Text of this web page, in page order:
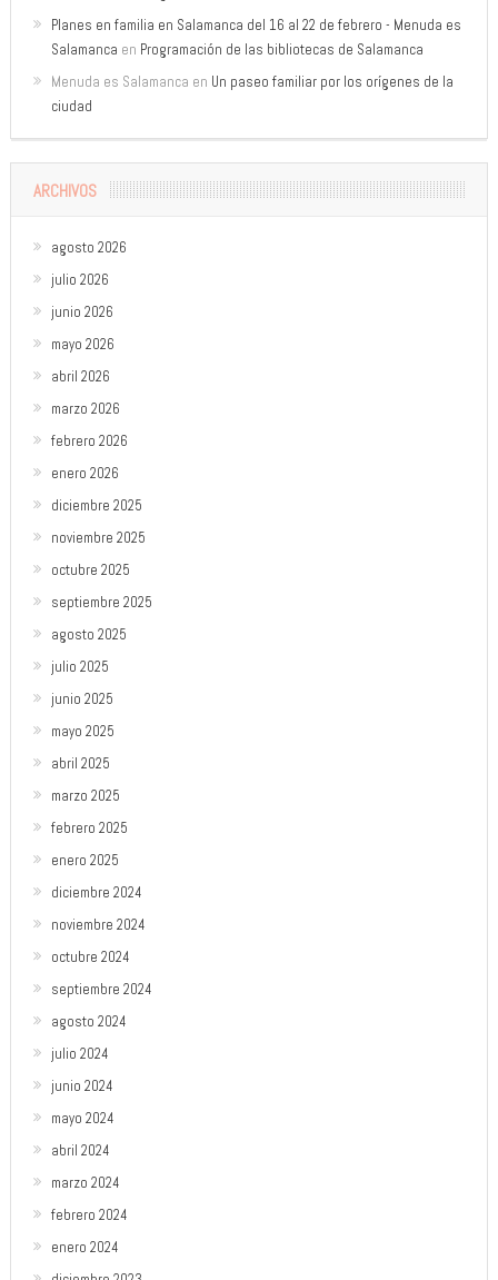
Planes en familia en Salamanca del 16 al 22 de febrero - Menuda es
Salamanca en Programación de las bibliotecas de Salamanca
Menuda es Salamanca en Un paseo familiar por los orígenes de la
ciudad
ARCHIVOS
agosto 2026
julio 2026
junio 2026
mayo 2026
abril 2026
marzo 2026
febrero 2026
enero 2026
diciembre 2025
noviembre 2025
octubre 2025
septiembre 2025
agosto 2025
julio 2025
junio 2025
mayo 2025
abril 2025
marzo 2025
febrero 2025
enero 2025
diciembre 2024
noviembre 2024
octubre 2024
septiembre 2024
agosto 2024
julio 2024
junio 2024
mayo 2024
abril 2024
marzo 2024
febrero 2024
enero 2024